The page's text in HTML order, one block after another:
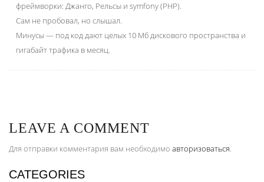
фреймворки: Джанго, Рельсы и symfony (PHP).
Сам не пробовал, но слышал.
Минусы — под код дают целых 10 Мб дискового пространства и
гигабайт трафика в месяц.
LEAVE A COMMENT
Для отправки комментария вам необходимо авторизоваться.
CATEGORIES